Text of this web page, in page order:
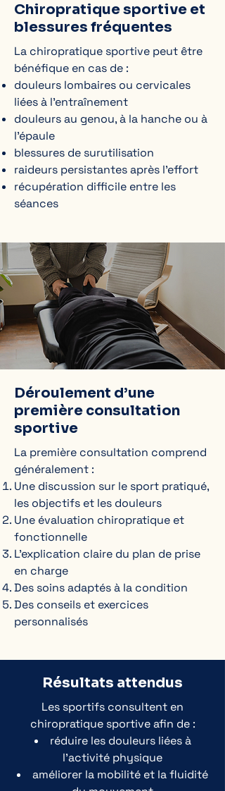
Chiropratique sportive et
blessures fréquentes
La chiropratique sportive peut être
bénéfique en cas de :
douleurs lombaires ou cervicales
liées à l’entraînement
douleurs au genou, à la hanche ou à
l’épaule
blessures de surutilisation
raideurs persistantes après l’effort
récupération difficile entre les
séances
Déroulement d’une
première consultation
sportive
La première consultation comprend
généralement :
Une discussion sur le sport pratiqué,
les objectifs et les douleurs
Une évaluation chiropratique et
fonctionnelle
L’explication claire du plan de prise
en charge
Des soins adaptés à la condition
Des conseils et exercices
personnalisés
Résultats attendus
Les sportifs consultent en
chiropratique sportive afin de :
réduire les douleurs liées à
l’activité physique
améliorer la mobilité et la fluidité